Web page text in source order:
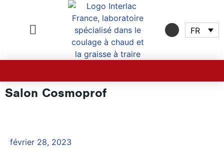
FR
Salon Cosmoprof
février 28, 2023